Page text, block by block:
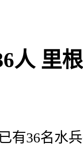
人 里
有36名水